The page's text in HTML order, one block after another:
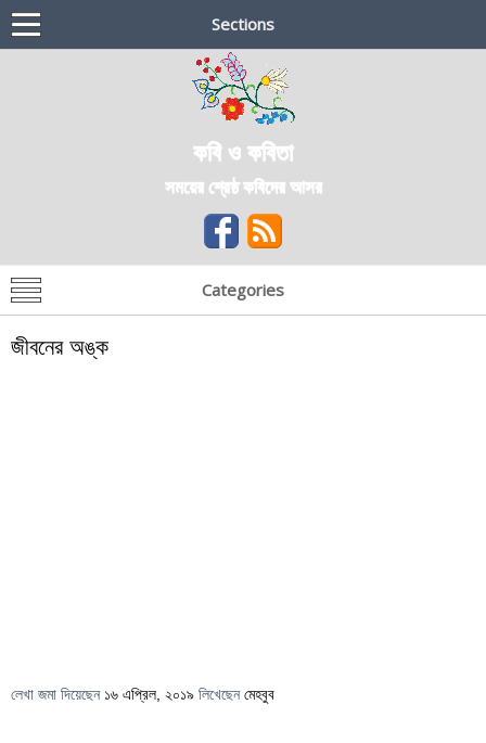
Sections
কবি ও কবিতা
সময়ের শ্রেষ্ঠ কবিদের আসর
Categories
জীবনের অঙ্ক
লেখা জমা দিয়েছেন ১৬ এপ্রিল, ২০১৯ লিখেছেন মেহবুব